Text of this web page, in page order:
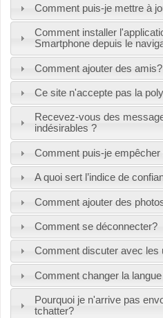
Comment puis-je mettre à
Comment installer
Smartphone depuis le
Comment ajouter des amis?
Ce site n'accepte pas la
Recevez-vous des
indésirables ?
Comment puis-je
A quoi sert l’indice de
Comment ajouter des
Comment se déconnecter?
Comment discuter avec les
Comment changer la
Pourquoi je n'arrive pas
tchatter?